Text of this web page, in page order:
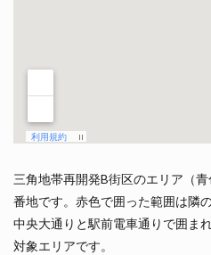
三角地帯再開発B街区のエリア（
番地です。赤色で囲った範囲は隣
中央大通りと駅前電車通りで囲ま
対象エリアです。